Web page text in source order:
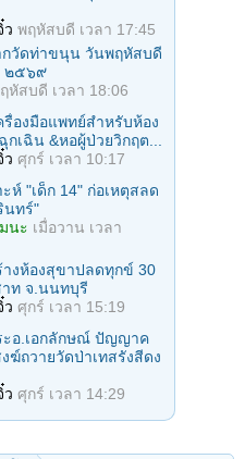
ว พฤหัสบดี เวลา 17:45
กวัดท่าขนุน วันพฤหัสบดี
๒๕๖๙
หัสบดี เวลา 18:06
รื่องมือแพทย์สำหรับห้อง
เฉิน &หอผู้ป่วยวิกฤต...
ว ศุกร์ เวลา 10:17
ห์ "เด็ก 14" ก่อเหตุสลด
นทร์"
นะ เมื่อวาน เวลา
งห้องสุขาปลดทุกข์ 30
ท จ.นนทบุรี
ว ศุกร์ เวลา 15:19
อ.เอกลักษณ์ ปัญญาค
ฆ์ถวายวัดป่าเทสรังสีดง
ว ศุกร์ เวลา 14:29